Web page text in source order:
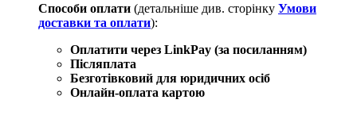
Способи оплати (детальніше див. сторінку Умови
доставки та оплати):
Оплатити через LinkPay (за посиланням)
Післяплата
Безготівковий для юридичних осіб
Онлайн-оплата картою